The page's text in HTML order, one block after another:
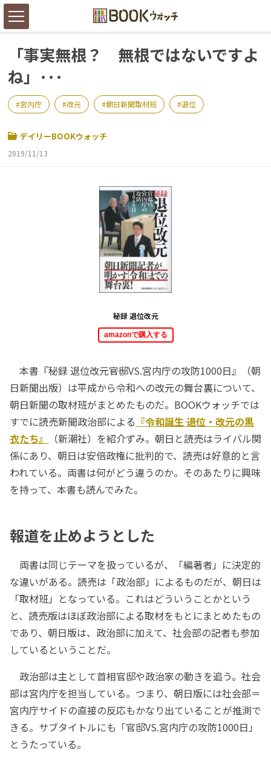
「事実無根？ 無根ではないですよ
ね」･･･
宮内庁 改元 朝日新聞取材班 退位
デイリーBOOKウォッチ
2019/11/13
秘録 退位改元
amazonで購入する
本書『秘録 退位改元――官邸VS.宮内庁の攻防1000日』（朝
日新聞出版）は平成から令和への改元の舞台裏について、
朝日新聞の取材班がまとめたものだ。BOOKウォッチでは
すでに読売新聞政治部による 『令和誕生―― 退位・改元の黒
衣たち』
（新潮社）を紹介ずみ。朝日と読売はライバル関
係にあり、朝日は安倍政権に批判的で、読売は好意的と言
われている。両書は何がどう違うのか。そのあたりに興味
を持って、本書も読んでみた。
報道を止めようとした
両書は同じテーマを扱っているが、「編著者」に決定的
な違いがある。読売は「政治部」によるものだが、朝日は
「取材班」となっている。これはどういうことかという
と、読売版はほぼ政治部による取材をもとにまとめたもの
であり、朝日版は、政治部に加えて、社会部の記者も参加
しているということだ。
政治部は主として首相官邸や政治家の動きを追う。社会
部は宮内庁を担当している。つまり、朝日版には社会部＝
宮内庁サイドの直接の反応もかなり出ていることが推測で
きる。サブタイトルにも「官邸VS.宮内庁の攻防1000日」
とうたっている。